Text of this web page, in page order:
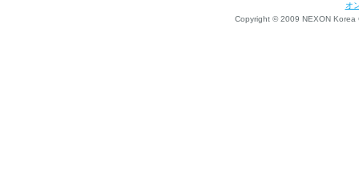
オ
Copyright © 2009 NEXON Korea